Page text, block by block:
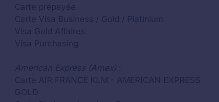
Carte prépayée
Carte Visa Business / Gold / Platinium
Visa Gold Affaires
Visa Purchasing
American Express (Amex) :
Carte AIR FRANCE KLM - AMERICAN EXPRESS
GOLD